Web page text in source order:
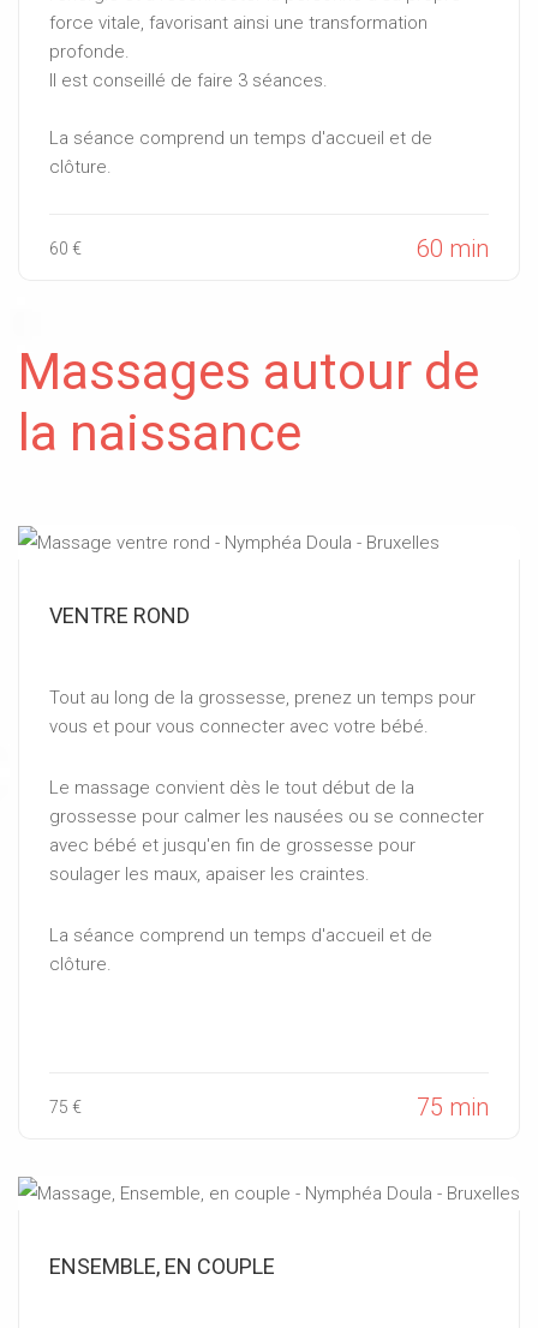
force vitale, favorisant ainsi une transformation
profonde.
Il est conseillé de faire 3 séances.
La séance comprend un temps d'accueil et de
clôture.
60 € 60 min
Massages autour de
la naissance
VENTRE ROND
Tout au long de la grossesse, prenez un temps pour
vous et pour vous connecter avec votre bébé.
Le massage convient dès le tout début de la
grossesse pour calmer les nausées ou se connecter
avec bébé et jusqu'en fin de grossesse pour
soulager les maux, apaiser les craintes.
La séance comprend un temps d'accueil et de
clôture.
75 € 75 min
ENSEMBLE, EN COUPLE